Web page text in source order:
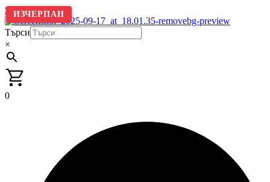
Skip to content
Търси
×
0
ИЗЧЕРПАН